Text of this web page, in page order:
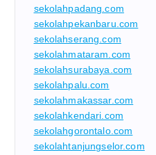
sekolahpadang.com
sekolahpekanbaru.com
sekolahserang.com
sekolahmataram.com
sekolahsurabaya.com
sekolahpalu.com
sekolahmakassar.com
sekolahkendari.com
sekolahgorontalo.com
sekolahtanjungselor.com